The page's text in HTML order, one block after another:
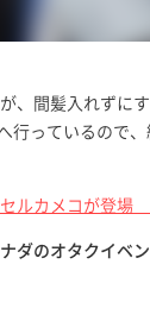
、間髪入れずに
行っているので
ルカメコが登場
ダのオタクイベ